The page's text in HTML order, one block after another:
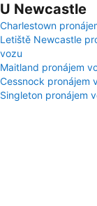
U Newcastle
Charlestown
Letiště Newcastle
vozu
Maitland pronájem
Cessnock pronájem
Singleton pronájem